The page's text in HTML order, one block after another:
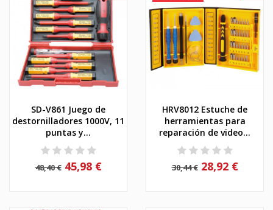
SD-V861 Juego de
destornilladores 1000V, 11
puntas y...
48,40 € 45,98 €
HRV8012 Estuche de
herramientas para
reparación de video...
30,44 € 28,92 €